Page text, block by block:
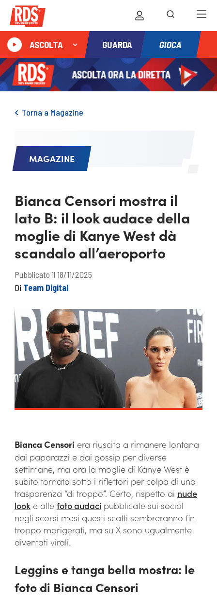
ASCOLTA GUARDA GIOCA
Torna a Magazine
MAGAZINE
Bianca Censori mostra il
lato B: il look audace della
moglie di Kanye West dà
scandalo all’aeroporto
Pubblicato il 18/11/2025
Di Team Digital
Bianca Censori era riuscita a rimanere lontana
dai paparazzi e dai gossip per diverse
settimane, ma ora la moglie di Kanye West è
subito tornata sotto i riflettori per colpa di una
trasparenza “di troppo”. Certo, rispetto ai nude
look e alle foto audaci pubblicate sui social
negli scorsi mesi questi scatti sembreranno fin
troppo morigerati, ma su X sono ugualmente
diventati virali.
Leggins e tanga bella mostra: le
foto di Bianca Censori